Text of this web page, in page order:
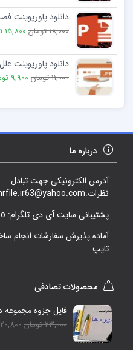
دانلود پاورپوینت
18,000 تومان 15,800 تومان
دانلود پاورپوینت
11,000 تومان 9,900 تومان
درباره ما
آدرس الکترونیکی جهت تبادل
نظرات:mehrfile.ir63@yahoo.com
پشتیبانی سایت آی دی تلگرام: pciooo
آماده پذیرش سفارشات انجام
تایپ
محصولات تصادفی
فایل جزوه مجموعه
23,000 تومان 20,800 تومان